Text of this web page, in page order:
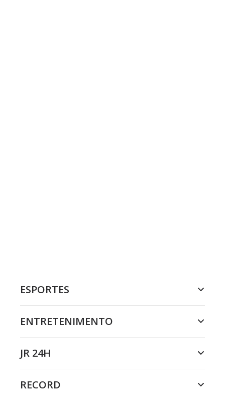
ESPORTES
ENTRETENIMENTO
JR 24H
RECORD